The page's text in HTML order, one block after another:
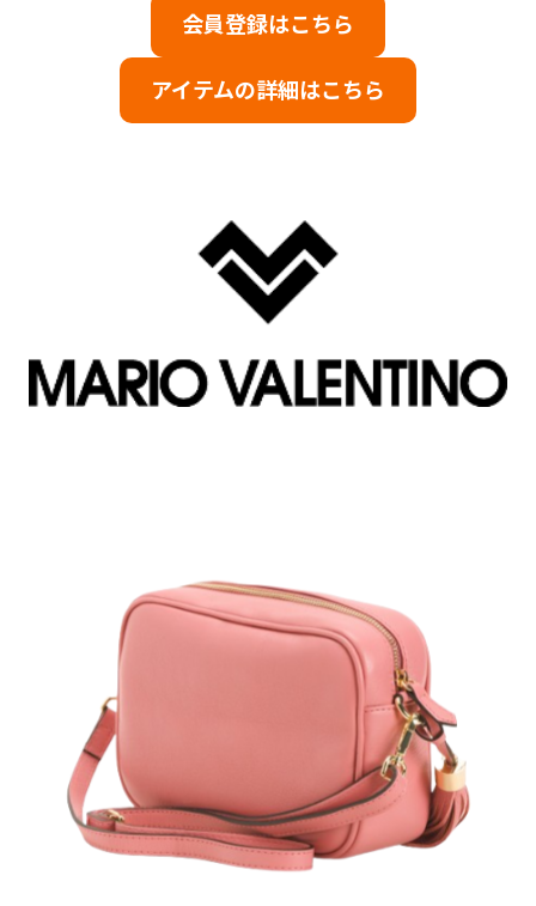
会員登録はこちら
アイテムの詳細はこちら